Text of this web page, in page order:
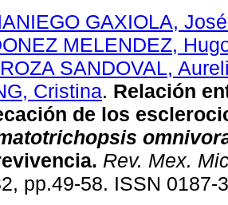
GAXIOLA,
MELENDEZ,
SANDOVAL,
Cristina. Relación
de los
. Rev. Mex.
pp.49-58. ISSN 0187-